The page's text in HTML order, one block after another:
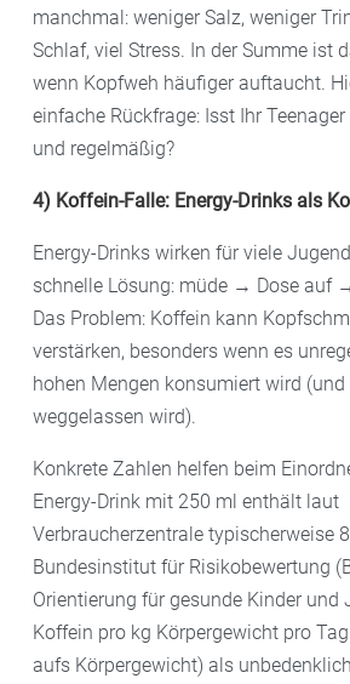
manchmal: weniger Salz, weniger
Schlaf, viel Stress. In der Summe ist
wenn Kopfweh häufiger auftaucht.
einfache Rückfrage: Isst Ihr
und regelmäßig?
4) Koffein-Falle: Energy-Drinks als
Energy-Drinks wirken für viele
schnelle Lösung: müde → Dose auf
Das Problem: Koffein kann
verstärken, besonders wenn es
hohen Mengen konsumiert wird
weggelassen wird).
Konkrete Zahlen helfen beim
Energy-Drink mit 250 ml enthält laut
Verbraucherzentrale typischerweise
Bundesinstitut für Risikobewertung
Orientierung für gesunde Kinder und
Koffein pro kg Körpergewicht pro
aufs Körpergewicht) als